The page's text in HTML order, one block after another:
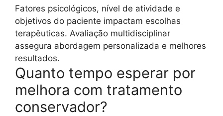
Fatores psicológicos, nível de atividade e
objetivos do paciente impactam escolhas
terapêuticas. Avaliação multidisciplinar
assegura abordagem personalizada e melhores
resultados.
Quanto tempo esperar por
melhora com tratamento
conservador?